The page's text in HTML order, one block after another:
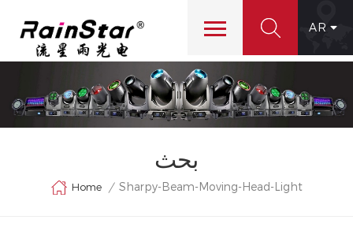
AR
بحث
Home / Sharpy-Beam-Moving-Head-Light